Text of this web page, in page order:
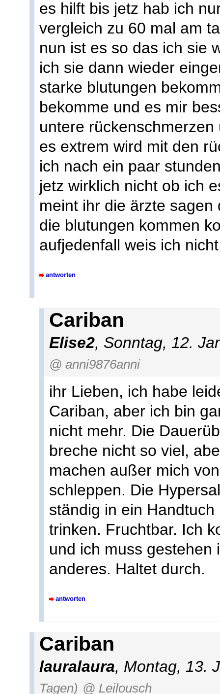
es hilft bis jetz hab ich
vergleich zu 60 mal am
nun ist es so das ich sie
ich sie dann wieder
starke blutungen
bekomme und es mir
untere
es extrem wird mit den
ich nach ein paar
jetz wirklich nicht ob ich
meint ihr die ärzte
die blutungen kommen
aufjedenfall weis ich
antworten
Cariban
Elise2, Sonntag, 12.
@ anni9876anni
ihr Lieben, ich habe
Cariban, aber ich bin
nicht mehr. Die
breche nicht so viel,
machen außer mich
schleppen. Die
ständig in ein
trinken. Fruchtbar. Ich
und ich muss gestehen
anderes. Haltet durch.
antworten
Cariban
lauralaura, Montag, 13.
Tagen) @ Leilousch